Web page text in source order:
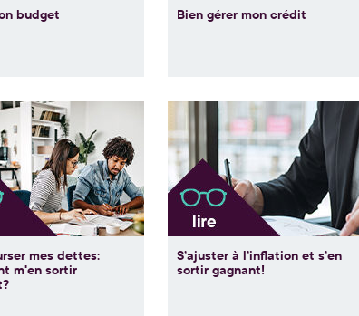
budget Bien gérer mon crédit
mes dettes:
m'en sortir
S’ajuster à l’inflation et s’en
sortir gagnant!